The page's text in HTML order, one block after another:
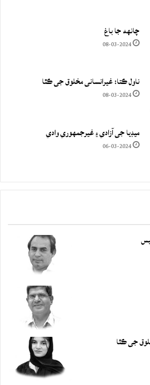
چانهه جا باغ
08-03-2024
ناول ڪتا: غيرانساني مخلوق جي ڪٿا
08-03-2024
ميڊيا جي آزادي ۽ غيرجمھوري وادي
06-03-2024
جي ڪٿا